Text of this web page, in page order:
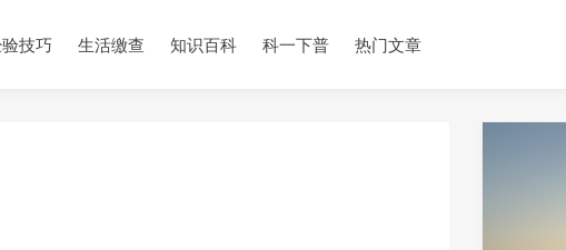
技巧 生活缴查 知识百科 科一下普 热门文章